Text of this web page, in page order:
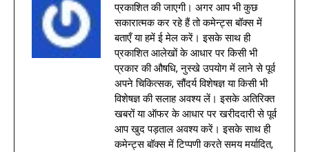
प्रकाशित की जाएगी। अगर आप भी कुछ
सकारात्मक कर रहे हैं तो कमेन्ट्स बॉक्स में
बताएँ या हमें ई मेल करें। इसके साथ ही
प्रकाशित आलेखों के आधार पर किसी भी
प्रकार की औषधि, नुस्खे उपयोग में लाने से पूर्व
अपने चिकित्सक, सौंदर्य विशेषज्ञ या किसी भी
विशेषज्ञ की सलाह अवश्य लें। इसके अतिरिक्त
खबरों या ऑफर के आधार पर खरीददारी से पूर्व
आप खुद पड़ताल अवश्य करें। इसके साथ ही
कमेन्ट्स बॉक्स में टिप्पणी करते समय मर्यादित,